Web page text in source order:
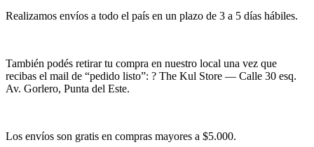
Realizamos envíos a todo el país en un plazo de 3 a 5 días hábiles.
También podés retirar tu compra en nuestro local una vez que
recibas el mail de “pedido listo”: ? The Kul Store — Calle 30 esq.
Av. Gorlero, Punta del Este.
Los envíos son gratis en compras mayores a $5.000.